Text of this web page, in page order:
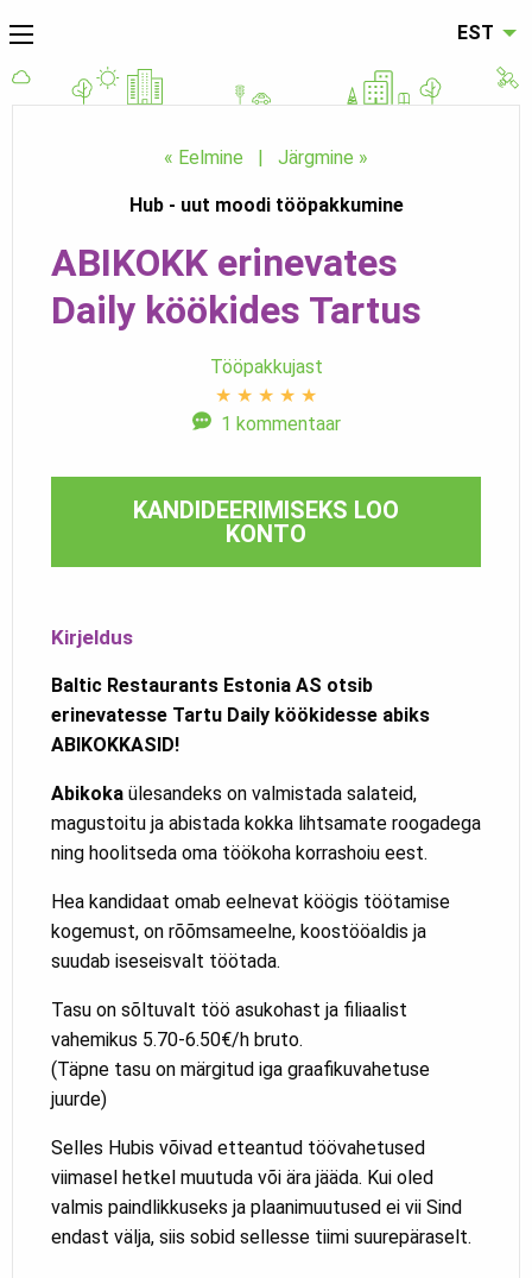
EST
Hub - uut moodi tööpakkumine
« Eelmine Järgmine »
ABIKOKK erinevates
Daily köökides Tartus
Tööpakkujast
★ ★ ★ ★ ★
1 kommentaar
KANDIDEERIMISEKS LOO
KONTO
Kirjeldus
Baltic Restaurants Estonia AS otsib
erinevatesse Tartu Daily köökidesse abiks
ABIKOKKASID!
Abikoka ülesandeks on valmistada salateid,
magustoitu ja abistada kokka lihtsamate roogadega
ning hoolitseda oma töökoha korrashoiu eest.
Hea kandidaat omab eelnevat köögis töötamise
kogemust, on rõõmsameelne, koostööaldis ja
suudab iseseisvalt töötada.
Tasu on sõltuvalt töö asukohast ja filiaalist
vahemikus 5.70-6.50€/h bruto.
(Täpne tasu on märgitud iga graafikuvahetuse
juurde)
Selles Hubis võivad etteantud töövahetused
viimasel hetkel muutuda või ära jääda. Kui oled
valmis paindlikkuseks ja plaanimuutused ei vii Sind
endast välja, siis sobid sellesse tiimi suurepäraselt.